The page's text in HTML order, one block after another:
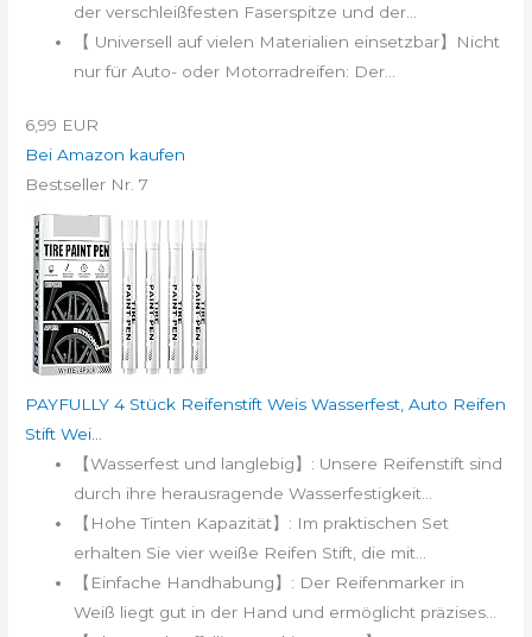
der verschleißfesten Faserspitze und der...
【 Universell auf vielen Materialien einsetzbar】Nicht
nur für Auto- oder Motorradreifen: Der...
6,99 EUR
Bei Amazon kaufen
Bestseller Nr. 7
PAYFULLY 4 Stück Reifenstift Weis Wasserfest, Auto Reifen
Stift Wei...
【Wasserfest und langlebig】: Unsere Reifenstift sind
durch ihre herausragende Wasserfestigkeit...
【Hohe Tinten Kapazität】: Im praktischen Set
erhalten Sie vier weiße Reifen Stift, die mit...
【Einfache Handhabung】: Der Reifenmarker in
Weiß liegt gut in der Hand und ermöglicht präzises...